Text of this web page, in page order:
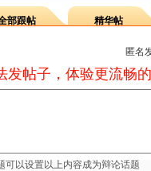
部跟帖 精华帖
匿名
发帖子，体验更流畅